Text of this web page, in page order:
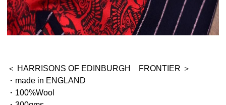
＜ HARRISONS OF EDINBURGH FRONTIER ＞
・made in ENGLAND
・100%Wool